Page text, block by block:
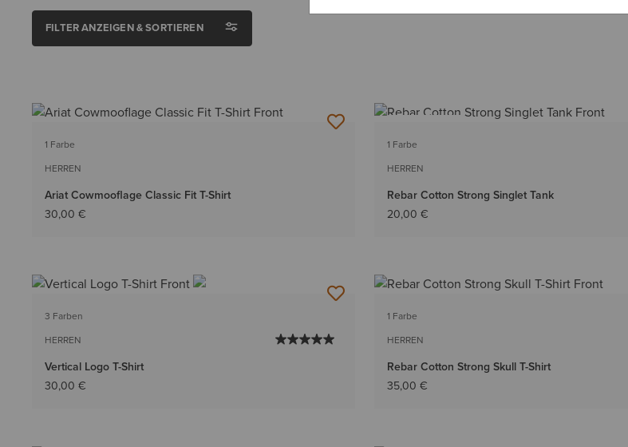
FILTER ANZEIGEN & SORTIEREN
1 Farbe
HERREN
Ariat Cowmooflage Classic Fit T-Shirt
30,00 €
1 Farbe
HERREN
Rebar Cotton Strong Singlet Tank
20,00 €
3 Farben
HERREN
Vertical Logo T-Shirt
30,00 €
1 Farbe
HERREN
Rebar Cotton Strong Skull T-Shirt
35,00 €